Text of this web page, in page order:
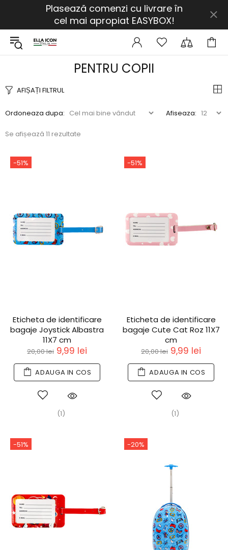
Plasează comenzi cu livrare în
cel mai apropiat EASYBOX!
PENTRU COPII
AFIȘAȚI FILTRUL
Ordoneaza dupa: Afiseaza:
Se afișează 11 rezultate
-51%
Eticheta de identificare
bagaje Joystick Albastra
11X7 cm
20,00 lei 9,99 lei
ADAUGA IN COS
(1)
-51%
Eticheta de identificare
bagaje Cute Cat Roz 11X7
cm
20,00 lei 9,99 lei
ADAUGA IN COS
(1)
-51% -20%